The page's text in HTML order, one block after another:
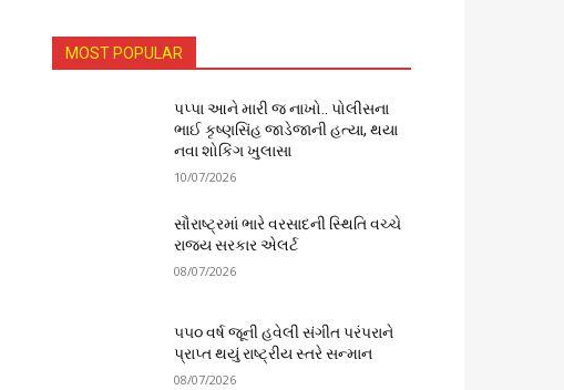
MOST POPULAR
પપ્પા આને મારી જ નાખો.. પોલીસના
ભાઈ કૃષ્ણસિંહ જાડેજાની હત્યા, થયા
નવા શોકિંગ ખુલાસા
10/07/2026
સૌરાષ્ટ્રમાં ભારે વરસાદની સ્થિતિ વચ્ચે
રાજ્ય સરકાર એલર્ટ
08/07/2026
૫૫૦ વર્ષ જૂની હવેલી સંગીત પરંપરાને
પ્રાપ્ત થયું રાષ્ટ્રીય સ્તરે સન્માન
08/07/2026